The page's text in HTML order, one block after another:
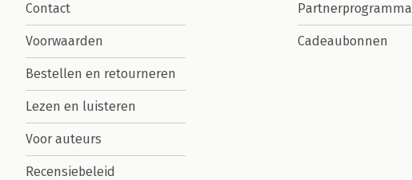
Contact
Voorwaarden
Bestellen en retourneren
Lezen en luisteren
Voor auteurs
Recensiebeleid
Partnerprogramma
Cadeaubonnen